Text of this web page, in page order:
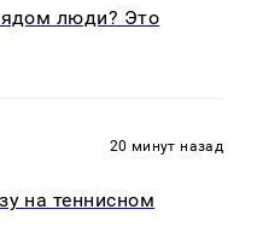
люди? Это
20 минут назад
на теннисном